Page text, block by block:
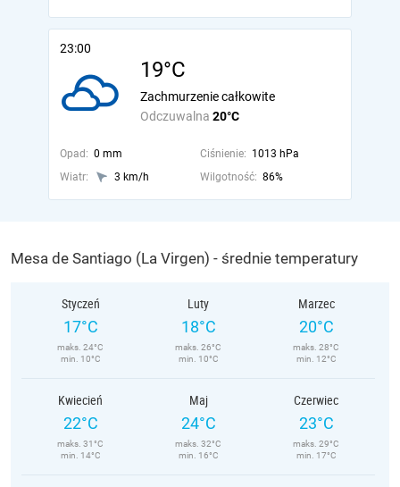
23:00
19°C
Odczuwalna 20°C
Zachmurzenie całkowite
Opad: 0 mm Ciśnienie: 1013 hPa
Wiatr:
3 km/h Wilgotność: 86%
Mesa de Santiago (La Virgen) - średnie temperatury
Styczeń
17°C
maks. 24°C
min. 10°C
Luty
18°C
maks. 26°C
min. 10°C
Marzec
20°C
maks. 28°C
min. 12°C
Kwiecień
22°C
maks. 31°C
min. 14°C
Maj
24°C
maks. 32°C
min. 16°C
Czerwiec
23°C
maks. 29°C
min. 17°C